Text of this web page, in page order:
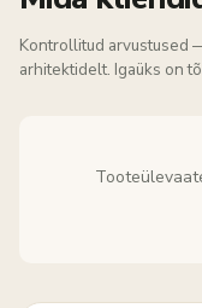
Kontrollitud arvustused
arhitektidelt. Igaüks on